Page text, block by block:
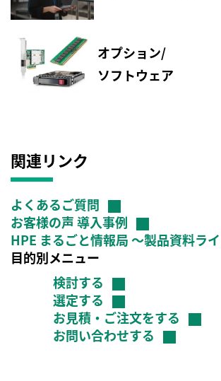
オプション/
ソフトウェア
関連リンク
よくあるご質問
お客様の声 導入事例
HPE まるごと情報局 ～製品資料ラ
目的別メニュー
検討する
選定する
お見積・ご注文をする
お問い合わせする